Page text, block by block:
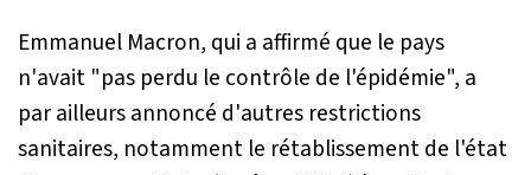
Emmanuel Macron, qui a affirmé que le pays
n'avait "pas perdu le contrôle de l'épidémie", a
par ailleurs annoncé d'autres restrictions
sanitaires, notamment le rétablissement de l'état